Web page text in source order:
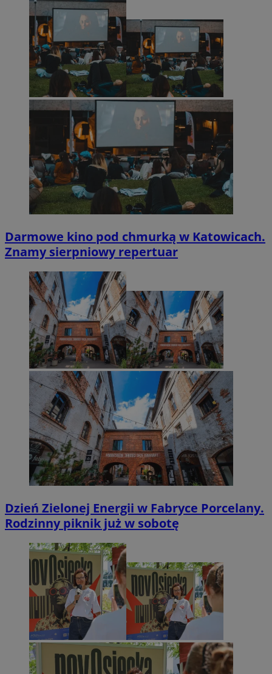
Darmowe kino pod chmurką w Katowicach.
Znamy sierpniowy repertuar
Dzień Zielonej Energii w Fabryce Porcelany.
Rodzinny piknik już w sobotę